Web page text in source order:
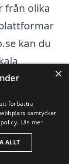
från olika
kan du
att
att
som
att du
till
×
förbättra
samtycker
Läs mer
ALLT